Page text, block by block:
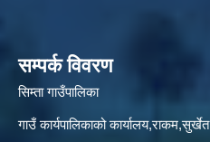
सम्पर्क विवरण
सिम्ता गाउँपालिका
गाउँ कार्यपालिकाको कार्यालय,राकम,सुर्खेत